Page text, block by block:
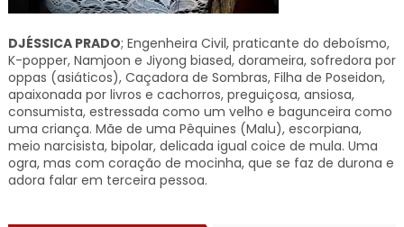
DJÉSSICA PRADO; Engenheira Civil, praticante do deboísmo,
K-popper, Namjoon e Jiyong biased, dorameira, sofredora por
oppas (asiáticos), Caçadora de Sombras, Filha de Poseidon,
apaixonada por livros e cachorros, preguiçosa, ansiosa,
consumista, estressada como um velho e bagunceira como
uma criança. Mãe de uma Pêquines (Malu), escorpiana,
meio narcisista, bipolar, delicada igual coice de mula. Uma
ogra, mas com coração de mocinha, que se faz de durona e
adora falar em terceira pessoa.